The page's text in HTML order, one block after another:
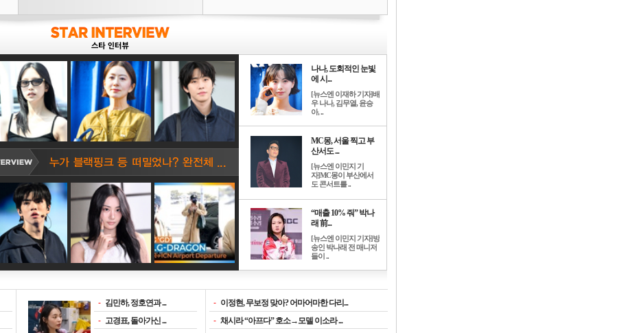
나나, 도회적인 눈빛
에 시...
[뉴스엔 이재하 기자]배
우 나나, 김무열, 윤승
아, ..
MC몽, 서울 찍고 부
산서도 ...
[뉴스엔 이민지 기
자]MC몽이 부산에서
도 콘서트를 ..
“매출 10% 줘” 박나
래 前...
[뉴스엔 이민지 기자]방
송인 박나래 전 매니저
들이 ..
- 김민하, 정호연과 ...
- 고경표, 돌아가신 ...
- 이정현, 무보정 맞아? 어마어마한 다리...
- 채시라 “아프다” 호소→모델 이소라 ...